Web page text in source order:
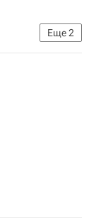
Еще2